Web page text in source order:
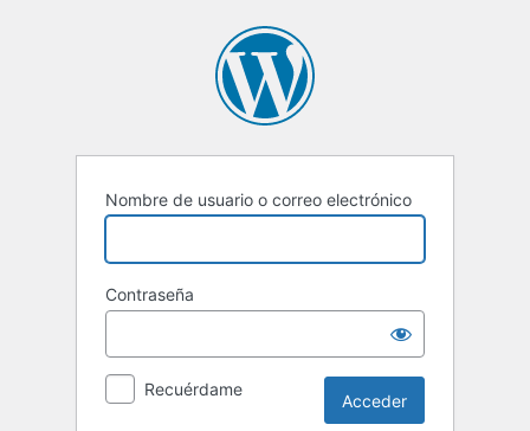
Nombre de usuario o correo electrónico
Contraseña
Recuérdame